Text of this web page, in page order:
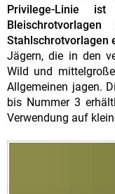
Privilege-Linie
Stahlschrotvorlagen
Jägern, die in den
Wild und
Allgemeinen jagen.
bis Nummer 3
Verwendung auf